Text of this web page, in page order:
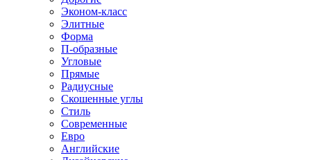
Эконом-класс
Элитные
Форма
П-образные
Угловые
Прямые
Радиусные
Скошенные углы
Стиль
Современные
Евро
Английские